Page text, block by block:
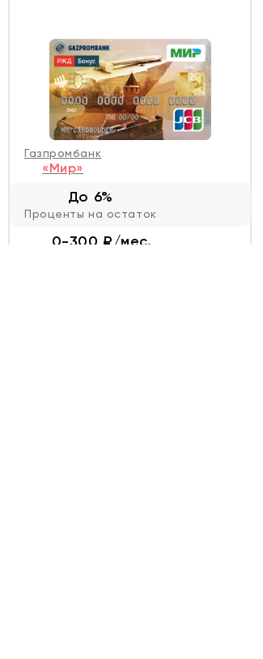
Газпромбанк
«Мир»
До 6%
Проценты на остаток
0-300 ₽/мес.